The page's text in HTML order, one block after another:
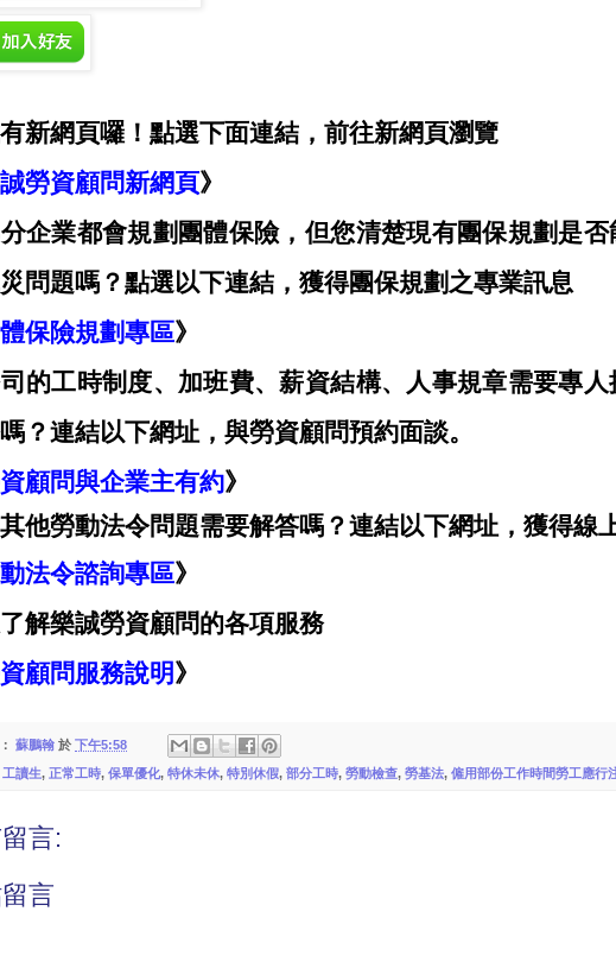
新網頁囉！點選下面連結，前往新網頁瀏覽
勞資顧問新網頁》
企業都會規劃團體保險，但您清楚現有團保規劃是否
問題嗎？點選以下連結，獲得團保規劃之專業訊息
保險規劃專區》
的工時制度、加班費、薪資結構、人事規章需要專人
？連結以下網址，與勞資顧問預約面談。
顧問與企業主有約》
他勞動法令問題需要解答嗎？連結以下網址，獲得線
法令諮詢專區》
解樂誠勞資顧問的各項服務
顧問服務說明》
蘇鵬翰 於 下午5:58
工讀生, 正常工時, 保單優化, 特休未休, 特別休假, 部分工時, 勞動檢查, 勞基法, 僱用部份工作時間勞工應行
言:
言